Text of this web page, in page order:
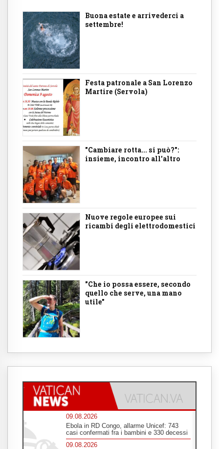
Buona estate e arrivederci a
settembre!
Festa patronale a San Lorenzo
Martire (Servola)
"Cambiare rotta... si può?":
insieme, incontro all'altro
Nuove regole europee sui
ricambi degli elettrodomestici
"Che io possa essere, secondo
quello che serve, una mano
utile"
09.08.2026
Ebola in RD Congo, allarme Unicef: 743
casi confermati fra i bambini e 330 decessi
09.08.2026